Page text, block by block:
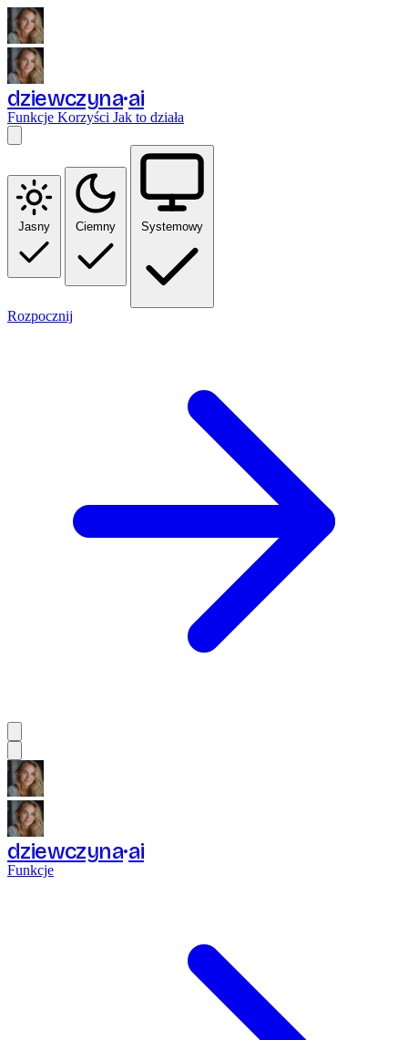
dziewczyna ai
Funkcje Korzyści Jak to działa
Jasny Ciemny Systemowy
Rozpocznij
dziewczyna ai
Funkcje